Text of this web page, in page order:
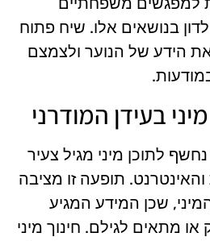
בנושאים אלו. שיח פתוח
את הידע של הנוער ולצמצם
בעידן המודרני
לתוכן מיני מגיל צעיר
תופעה זו מציבה
שכן המידע המגיע
מתאים לגילם. חינוך מיני